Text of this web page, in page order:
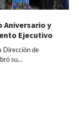
Aniversario y
Ejecutivo
Dirección de
su…